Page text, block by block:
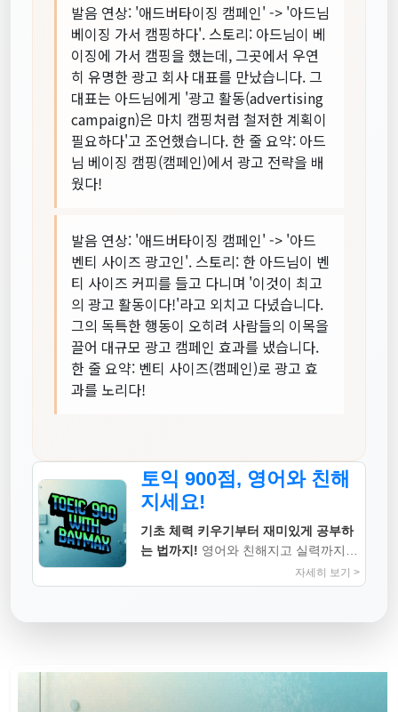
발음 연상: '애드버타이징 캠페인' -> '아드님
베이징 가서 캠핑하다'. 스토리: 아드님이 베
이징에 가서 캠핑을 했는데, 그곳에서 우연
히 유명한 광고 회사 대표를 만났습니다. 그
대표는 아드님에게 '광고 활동(advertising
campaign)은 마치 캠핑처럼 철저한 계획이
필요하다'고 조언했습니다. 한 줄 요약: 아드
님 베이징 캠핑(캠페인)에서 광고 전략을 배
웠다!
발음 연상: '애드버타이징 캠페인' -> '아드
벤티 사이즈 광고인'. 스토리: 한 아드님이 벤
티 사이즈 커피를 들고 다니며 '이것이 최고
의 광고 활동이다!'라고 외치고 다녔습니다.
그의 독특한 행동이 오히려 사람들의 이목을
끌어 대규모 광고 캠페인 효과를 냈습니다.
한 줄 요약: 벤티 사이즈(캠페인)로 광고 효
과를 노리다!
토익 900점, 영어와 친해
지세요!
기초 체력 키우기부터 재미있게 공부하
는 법까지! 영어와 친해지고 실력까지
자세히 보기 >